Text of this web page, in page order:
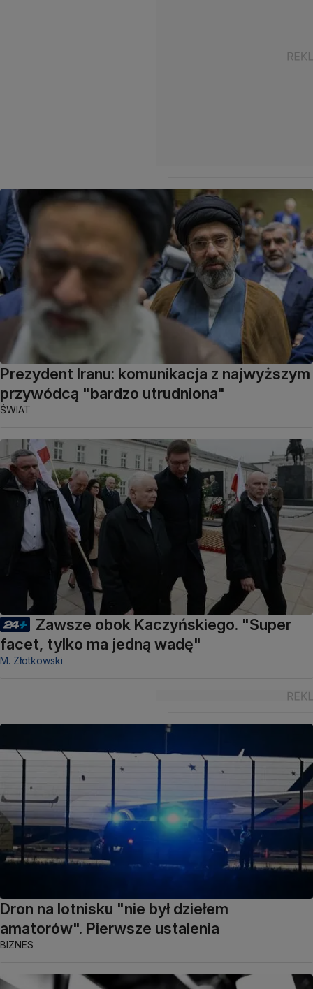
Prezydent Iranu: komunikacja z najwyższym
przywódcą "bardzo utrudniona"
ŚWIAT
Zawsze obok Kaczyńskiego. "Super
facet, tylko ma jedną wadę"
M. Złotkowski
Dron na lotnisku "nie był dziełem
amatorów". Pierwsze ustalenia
BIZNES